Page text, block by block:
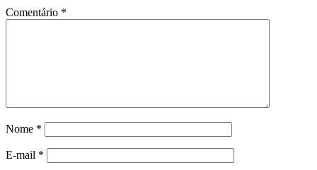
Comentário *
Nome *
E-mail *